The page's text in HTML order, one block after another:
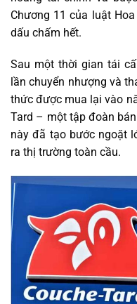
Chương 11 của luật
dấu chấm hết.
Sau một thời gian tái
lần chuyển nhượng và
thức được mua lại vào
Tard – một tập đoàn
này đã tạo bước ngoặt
ra thị trường toàn cầu.